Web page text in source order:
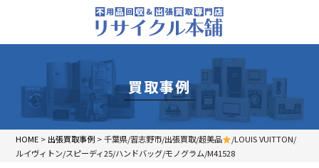
買取事例
HOME > 出張買取事例 >千葉県/習志野市/出張買取/超美品
/LOUIS VUITTON/
ルイヴィトン/スピーディ25/ハンドバッグ/モノグラム/M41528